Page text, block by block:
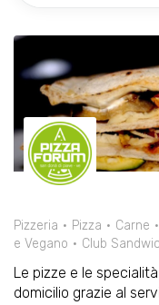
Pizzeria Pizza Carne
e Vegano
Club
Le pizze e le
domicilio grazie al